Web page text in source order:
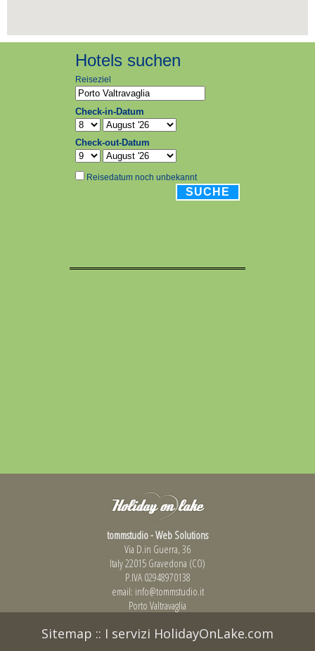
tommstudio - Web Solutions
Via D.in Guerra, 36
Italy 22015 Gravedona (CO)
P.IVA 02948970138
email: info@tommstudio.it
Porto Valtravaglia
Sitemap :: I servizi HolidayOnLake.com